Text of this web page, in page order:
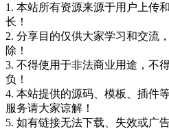
1. 本站所有资源来源于用户上传
长！
2. 分享目的仅供大家学习和交流
除！
3. 不得使用于非法商业用途，不
负！
4. 本站提供的源码、模板、插件
服务请大家谅解！
5. 如有链接无法下载、失效或广